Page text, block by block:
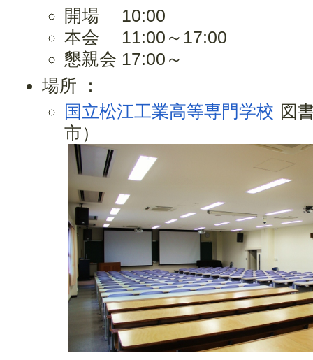
開場 10:00
本会 11:00～17:00
懇親会 17:00～
場所 ：
国立松江工業高等専門学校 図
市）